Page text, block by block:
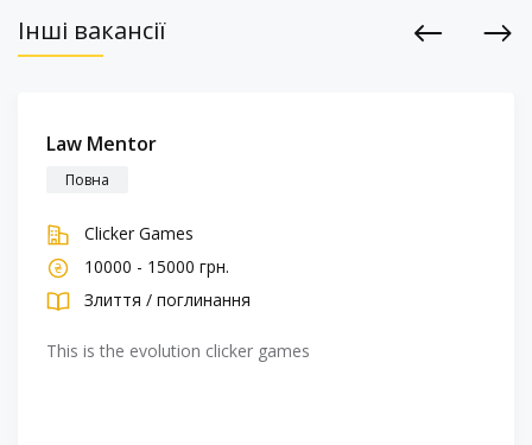
Інші вакансії
Law Mentor
Повна
Clicker Games
10000 - 15000 грн.
Злиття / поглинання
This is the evolution clicker games